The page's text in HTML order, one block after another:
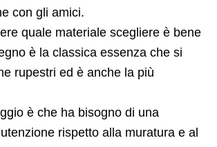
con gli amici.
quale materiale scegliere è bene
è la classica essenza che si
rupestri ed è anche la più
è che ha bisogno di una
rispetto alla muratura e al